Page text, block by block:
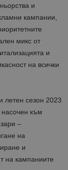
и
кампании,
микс от
и
на всички
и летен сезон 2023
насочен към
–
на
и
на кампаниите